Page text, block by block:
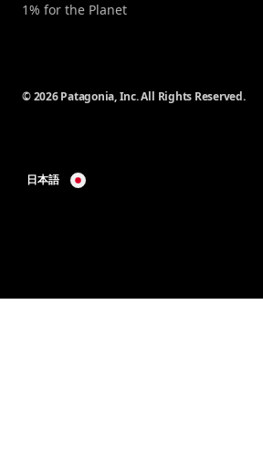
1% for the Planet
© 2026 Patagonia, Inc. All Rights Reserved.
日本語